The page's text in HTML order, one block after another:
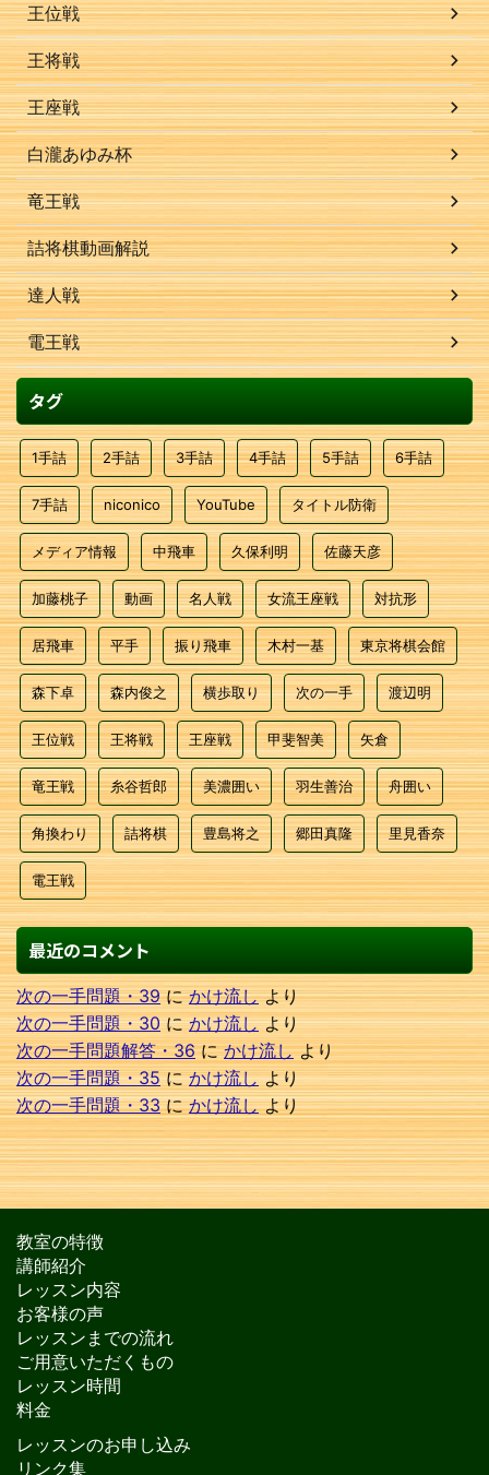
王位戦
王将戦
王座戦
白瀧あゆみ杯
竜王戦
詰将棋動画解説
達人戦
電王戦
タグ
1手詰 2手詰 3手詰 4手詰 5手詰 6手詰
7手詰 niconico YouTube タイトル防衛
メディア情報 中飛車 久保利明 佐藤天彦
加藤桃子 動画 名人戦 女流王座戦 対抗形
居飛車 平手 振り飛車 木村一基 東京将棋会館
森下卓 森内俊之 横歩取り 次の一手 渡辺明
王位戦 王将戦 王座戦 甲斐智美 矢倉
竜王戦 糸谷哲郎 美濃囲い 羽生善治 舟囲い
角換わり 詰将棋 豊島将之 郷田真隆 里見香奈
電王戦
最近のコメント
次の一手問題・39にかけ流しより
次の一手問題・30にかけ流しより
次の一手問題解答・36にかけ流しより
次の一手問題・35にかけ流しより
次の一手問題・33にかけ流しより
教室の特徴
講師紹介
レッスン内容
お客様の声
レッスンまでの流れ
ご用意いただくもの
レッスン時間
料金
レッスンのお申し込み
リンク集